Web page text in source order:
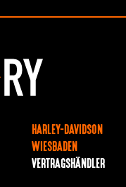
HARLEY-DAVIDSON
WIESBADEN
VERTRAGSHÄNDLER